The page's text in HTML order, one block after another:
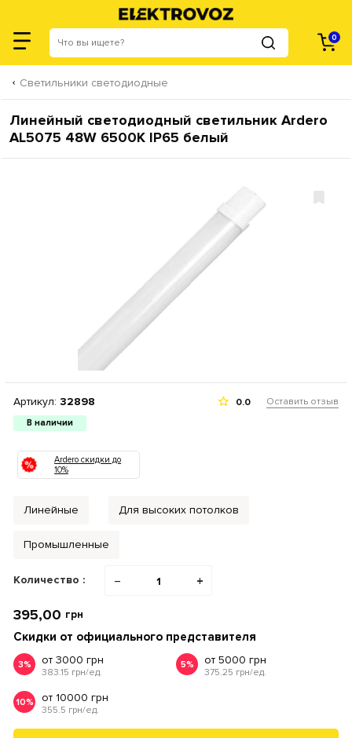
0
Светильники светодиодные
Линейный светодиодный светильник Ardero
AL5075 48W 6500К IP65 белый
Артикул: 32898
В наличии
0.0 Оставить отзыв
Ardero скидки до
10%
Линейные Для высоких потолков
Промышленные
Количество : − +
395,00 грн
Скидки от официального представителя
3% от 3000 грн
383.15 грн/ед.
5% от 5000 грн
375.25 грн/ед.
10% от 10000 грн
355.5 грн/ед.